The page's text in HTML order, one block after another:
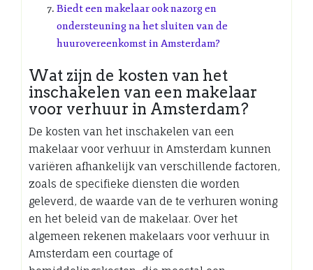
Biedt een makelaar ook nazorg en
ondersteuning na het sluiten van de
huurovereenkomst in Amsterdam?
Wat zijn de kosten van het
inschakelen van een makelaar
voor verhuur in Amsterdam?
De kosten van het inschakelen van een
makelaar voor verhuur in Amsterdam kunnen
variëren afhankelijk van verschillende factoren,
zoals de specifieke diensten die worden
geleverd, de waarde van de te verhuren woning
en het beleid van de makelaar. Over het
algemeen rekenen makelaars voor verhuur in
Amsterdam een courtage of